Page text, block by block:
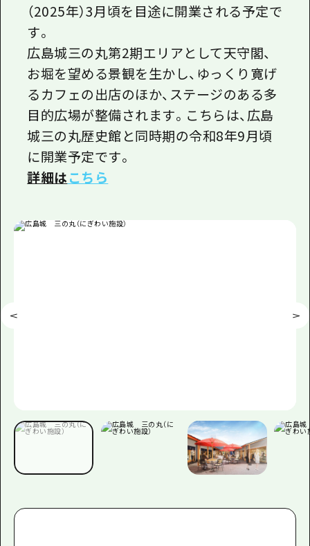
（2025年）3月頃を目途に開業される予定で
す。
広島城三の丸第2期エリアとして天守閣、
お堀を望める景観を生かし、ゆっくり寛げ
るカフェの出店のほか、ステージのある多
目的広場が整備されます。こちらは、広島
城三の丸歴史館と同時期の令和8年9月頃
に開業予定です。
詳細はこちら